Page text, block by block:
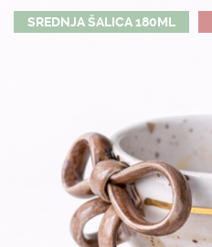
SREDNJA ŠALICA 180ML